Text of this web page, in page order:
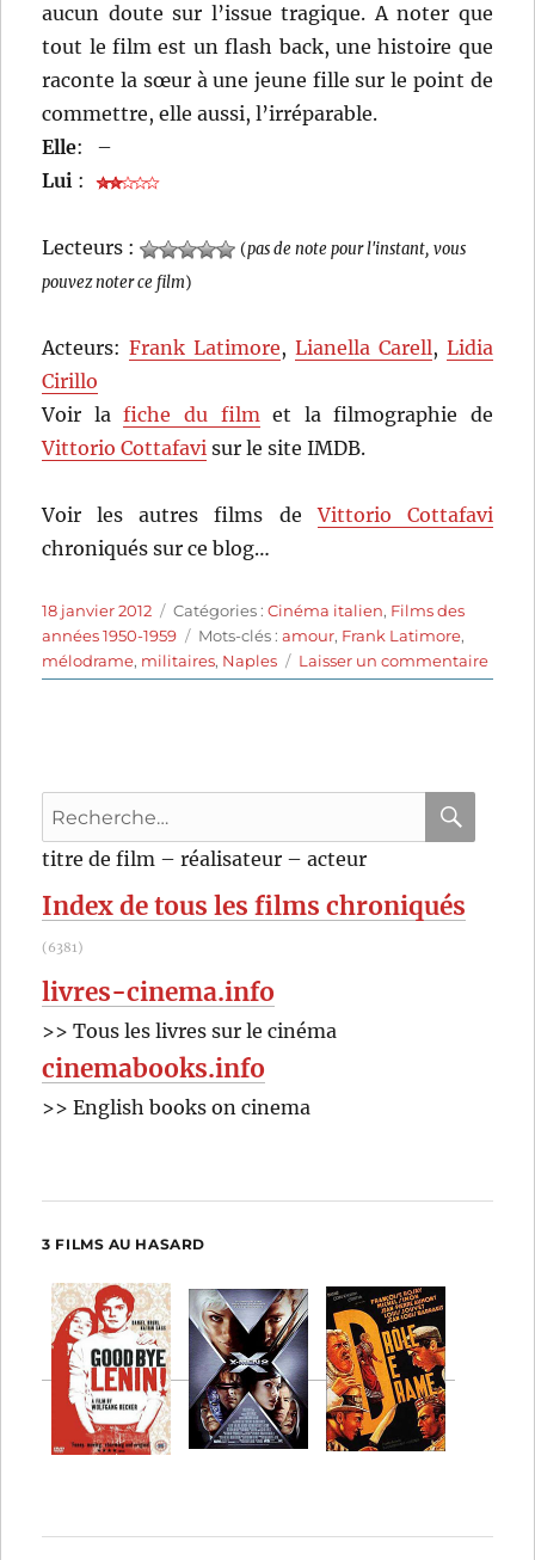
aucun doute sur l’issue tragique. A noter que
tout le film est un flash back, une histoire que
raconte la sœur à une jeune fille sur le point de
commettre, elle aussi, l’irréparable.
Elle:
–
Lui :
Lecteurs : (pas de note pour l'instant, vous
pouvez noter ce film)
Acteurs:Frank Latimore, Lianella Carell, Lidia
Cirillo
Voir lafiche du filmet la filmographie de
Vittorio Cottafavi sur le site IMDB.
Voir les autres films deVittorio Cottafavi
chroniqués sur ce blog…
Publié
le
18 janvier 2012 Catégories
Catégories :Cinéma italien, Films des
années 1950-1959
Étiquettes
Mots-clés :amour, Frank Latimore,
mélodrame, militaires, Naples Laisser un commentairesur
Une
Recherche
pour
titre de film – réalisateur – acteur
Index de tous les films chroniqués
(6381)
livres-cinema.info
>> Tous les livres sur le cinéma
cinemabooks.info
>> English books on cinema
3 FILMS AU HASARD